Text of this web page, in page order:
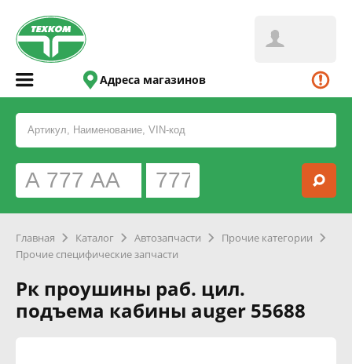
Адреса магазинов
Главная Каталог Автозапчасти
Прочие категории
Прочие специфические запчасти
Рк проушины раб. цил.
подъема кабины auger 55688